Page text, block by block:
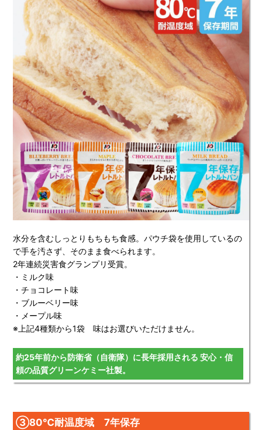
水分を含むしっとりもちもち食感。パウチ袋を使用しているの
で手を汚さず、そのまま食べられます。
2年連続災害食グランプリ受賞。
・ミルク味
・チョコレート味
・ブルーベリー味
・メープル味
※上記4種類から1袋 味はお選びいただけません。
約25年前から防衛省（自衛隊）に長年採用される 安心・信
頼の品質グリーンケミー社製。
③80℃耐温度域 7年保存